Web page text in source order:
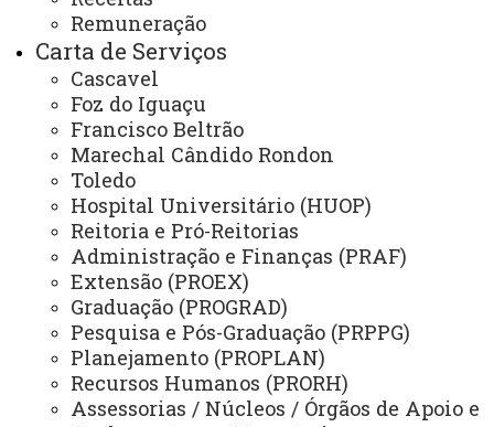
Remuneração
Carta de Serviços
Cascavel
Foz do Iguaçu
Francisco Beltrão
Marechal Cândido Rondon
Toledo
Hospital Universitário (HUOP)
Reitoria e Pró-Reitorias
Administração e Finanças (PRAF)
Extensão (PROEX)
Graduação (PROGRAD)
Pesquisa e Pós-Graduação (PRPPG)
Planejamento (PROPLAN)
Recursos Humanos (PRORH)
Assessorias / Núcleos / Órgãos de Apoio e
Gabinete Reitoria
Secretaria dos Conselhos Superiores
PRÓ-REITORIAS
Administração e Finanças
Extensão
Graduação
Pesquisa/Pós Graduação
Recursos Humanos
Planejamento